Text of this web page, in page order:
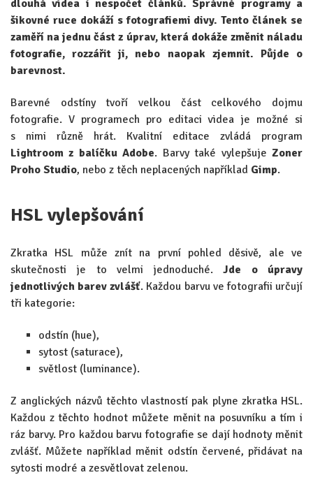
dlouhá videa i nespočet článků. Správné programy a
šikovné ruce dokáží s fotografiemi divy. Tento článek se
zaměří na jednu část z úprav, která dokáže změnit náladu
fotografie, rozzářit ji, nebo naopak zjemnit. Půjde o
barevnost.
Barevné odstíny tvoří velkou část celkového dojmu
fotografie. V programech pro editaci videa je možné si
s nimi různě hrát. Kvalitní editace zvládá program
Lightroom z balíčku Adobe. Barvy také vylepšujeZoner
Proho Studio, nebo z těch neplacených například Gimp.
HSL vylepšování
Zkratka HSL může znít na první pohled děsivě, ale ve
skutečnosti je to velmi jednoduché.Jde o úpravy
jednotlivých barev zvlášť. Každou barvu ve fotografii určují
tři kategorie:
odstín (hue),
sytost (saturace),
světlost (luminance).
Z anglických názvů těchto vlastností pak plyne zkratka HSL.
Každou z těchto hodnot můžete měnit na posuvníku a tím i
ráz barvy. Pro každou barvu fotografie se dají hodnoty měnit
zvlášť. Můžete například měnit odstín červené, přidávat na
sytosti modré a zesvětlovat zelenou.